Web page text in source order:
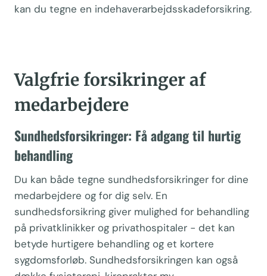
kan du tegne en indehaverarbejdsskadeforsikring.
Valgfrie forsikringer af
medarbejdere
Sundhedsforsikringer: Få adgang til hurtig
behandling
Du kan både tegne sundhedsforsikringer for dine
medarbejdere og for dig selv. En
sundhedsforsikring giver mulighed for behandling
på privatklinikker og privathospitaler − det kan
betyde hurtigere behandling og et kortere
sygdomsforløb. Sundhedsforsikringen kan også